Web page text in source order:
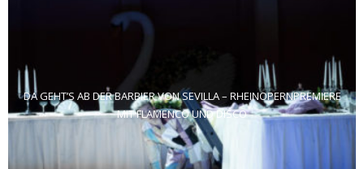
DA GEHT’S AB DER BARBIER VON SEVILLA – RHEINOPERNPREMIERE
MIT FLAMENCO UND DISCO